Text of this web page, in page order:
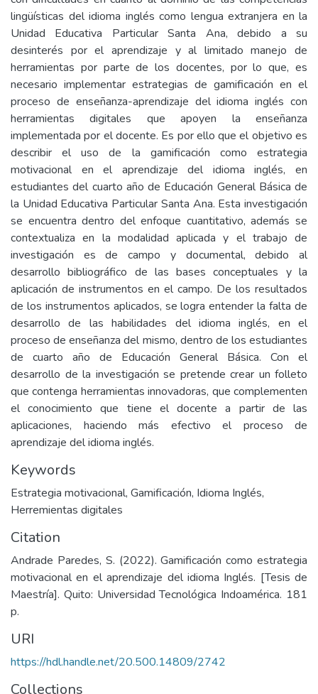
lingüísticas del idioma inglés como lengua extranjera en la
Unidad Educativa Particular Santa Ana, debido a su
desinterés por el aprendizaje y al limitado manejo de
herramientas por parte de los docentes, por lo que, es
necesario implementar estrategias de gamificación en el
proceso de enseñanza-aprendizaje del idioma inglés con
herramientas digitales que apoyen la enseñanza
implementada por el docente. Es por ello que el objetivo es
describir el uso de la gamificación como estrategia
motivacional en el aprendizaje del idioma inglés, en
estudiantes del cuarto año de Educación General Básica de
la Unidad Educativa Particular Santa Ana. Esta investigación
se encuentra dentro del enfoque cuantitativo, además se
contextualiza en la modalidad aplicada y el trabajo de
investigación es de campo y documental, debido al
desarrollo bibliográfico de las bases conceptuales y la
aplicación de instrumentos en el campo. De los resultados
de los instrumentos aplicados, se logra entender la falta de
desarrollo de las habilidades del idioma inglés, en el
proceso de enseñanza del mismo, dentro de los estudiantes
de cuarto año de Educación General Básica. Con el
desarrollo de la investigación se pretende crear un folleto
que contenga herramientas innovadoras, que complementen
el conocimiento que tiene el docente a partir de las
aplicaciones, haciendo más efectivo el proceso de
aprendizaje del idioma inglés.
Keywords
Estrategia motivacional, Gamificación, Idioma Inglés,
Herremientas digitales
Citation
Andrade Paredes, S. (2022). Gamificación como estrategia
motivacional en el aprendizaje del idioma Inglés. [Tesis de
Maestría]. Quito: Universidad Tecnológica Indoamérica. 181
p.
URI
https://hdl.handle.net/20.500.14809/2742
Collections